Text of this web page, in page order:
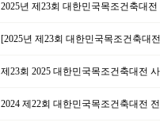
2025년 제23회 대한민국목조건축대
[2025년 제23회 대한민국목조건축대
제23회 2025 대한민국목조건축대전
2024 제22회 대한민국목조건축대전